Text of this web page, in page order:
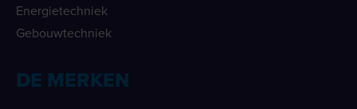
Energietechniek
Gebouwtechniek
DE MERKEN